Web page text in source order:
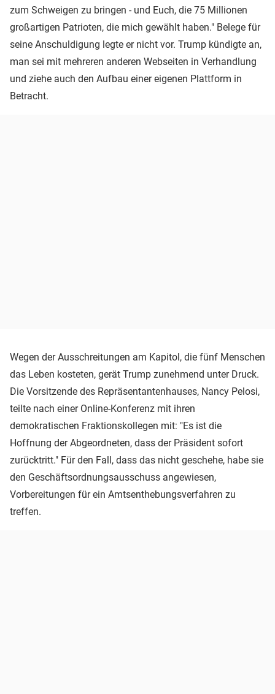
zum Schweigen zu bringen - und Euch, die 75 Millionen
großartigen Patrioten, die mich gewählt haben." Belege für
seine Anschuldigung legte er nicht vor. Trump kündigte an,
man sei mit mehreren anderen Webseiten in Verhandlung
und ziehe auch den Aufbau einer eigenen Plattform in
Betracht.
Wegen der Ausschreitungen am Kapitol, die fünf Menschen
das Leben kosteten, gerät Trump zunehmend unter Druck.
Die Vorsitzende des Repräsentantenhauses, Nancy Pelosi,
teilte nach einer Online-Konferenz mit ihren
demokratischen Fraktionskollegen mit: "Es ist die
Hoffnung der Abgeordneten, dass der Präsident sofort
zurücktritt." Für den Fall, dass das nicht geschehe, habe sie
den Geschäftsordnungsausschuss angewiesen,
Vorbereitungen für ein Amtsenthebungsverfahren zu
treffen.